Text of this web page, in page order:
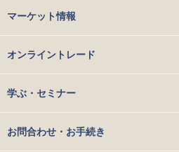
マーケット情報
オンライントレード
学ぶ・セミナー
お問合わせ・お手続き